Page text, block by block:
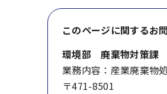
このページに関するお
環境部 廃棄物対策課
業務内容：産業廃棄物
〒471-8501